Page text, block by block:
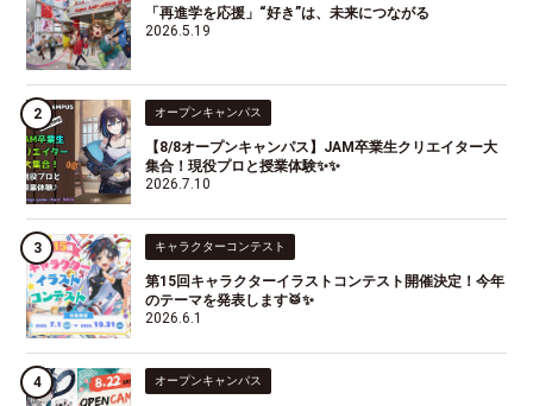
「再進学を応援」“好き”は、未来につながる
2026.5.19
オープンキャンパス
【8/8オープンキャンパス】JAM卒業生クリエイター大
集合！現役プロと授業体験✨✨
2026.7.10
キャラクターコンテスト
第15回キャラクターイラストコンテスト開催決定！今年
のテーマを発表します🥁✨
2026.6.1
オープンキャンパス